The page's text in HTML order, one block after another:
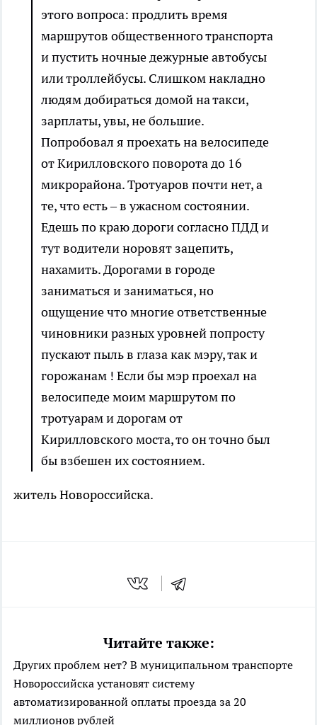
этого вопроса: продлить время
маршрутов общественного транспорта
и пустить ночные дежурные автобусы
или троллейбусы. Слишком накладно
людям добираться домой на такси,
зарплаты, увы, не большие.
Попробовал я проехать на велосипеде
от Кирилловского поворота до 16
микрорайона. Тротуаров почти нет, а
те, что есть – в ужасном состоянии.
Едешь по краю дороги согласно ПДД и
тут водители норовят зацепить,
нахамить. Дорогами в городе
заниматься и заниматься, но
ощущение что многие ответственные
чиновники разных уровней попросту
пускают пыль в глаза как мэру, так и
горожанам ! Если бы мэр проехал на
велосипеде моим маршрутом по
тротуарам и дорогам от
Кирилловского моста, то он точно был
бы взбешен их состоянием.
житель Новороссийска.
Читайте также:
Других проблем нет? В муниципальном транспорте
Новороссийска установят систему
автоматизированной оплаты проезда за 20
миллионов рублей